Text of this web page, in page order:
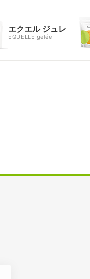
エクエル ジュレ
EQUELLE gelée